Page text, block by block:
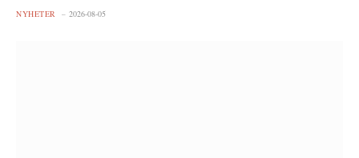
NYHETER 2026-08-05